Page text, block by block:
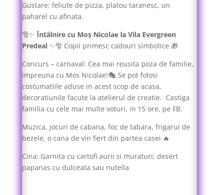
Gustare: feliute de pizza, platou taranesc, un
paharel cu afinata.
🎅✨Întâlnire cu Moș Nicolae la Vila Evergreen
Predeal✨🎅 Copii primesc cadouri simbolice 🎁
Concurs – carnaval: Cea mai reusita poza de familie,
impreuna cu Mos Nicolae!🎭 Se pot folosi
costumatiile aduse in acest scop de acasa,
decoratiunile facute la atelierul de creatie. Castiga
familia cu cele mai multe voturi, in 15 ore, pe FB.
Muzica, jocuri de cabana, foc de tabara, frigarui de
bezele, o cana de vin fiert din partea casei 🔥
Cina: Garnita cu cartofi aurii si muraturi; desert
papanas cu dulceata sau nutella